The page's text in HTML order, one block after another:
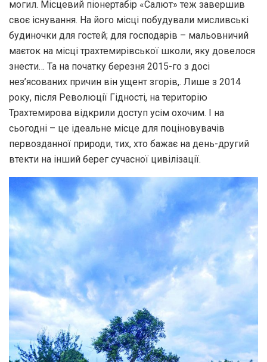
могил. Місцевий піонертабір «Салют» теж завершив
своє існування. На його місці побудували мисливські
будиночки для гостей; для господарів – мальовничий
маєток на місці трахтемирівської школи, яку довелося
знести… Та на початку березня 2015-го з досі
нез’ясованих причин він ущент згорів,. Лише з 2014
року, після Революції Гідності, на територію
Трахтемирова відкрили доступ усім охочим. І на
сьогодні – це ідеальне місце для поціновувачів
первозданної природи, тих, хто бажає на день-другий
втекти на інший берег сучасної цивілізації.